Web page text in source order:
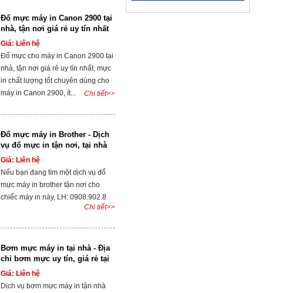
Đổ mực máy in Canon 2900 tại
nhà, tận nơi giá rẻ uy tín nhất
Giá: Liên hệ
Đổ mực cho máy in Canon 2900 tại
nhà, tận nơi giá rẻ uy tín nhất, mực
in chất lượng tốt chuyên dùng cho
máy in Canon 2900, ít...
Chi tiết>>
Đổ mực máy in Brother - Dịch
vụ đổ mực in tận nơi, tại nhà
Giá: Liên hệ
Nếu bạn đang tìm một dịch vụ đổ
mực máy in brother tận nơi cho
chiếc máy in này, LH: 0908.902.8
Chi tiết>>
Bơm mực máy in tại nhà - Địa
chỉ bơm mực uy tín, giá rẻ tại
Sài Gòn
Giá: Liên hệ
Dịch vụ bơm mực máy in tận nhà